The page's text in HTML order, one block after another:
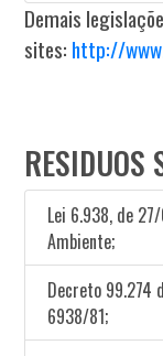
Demais
sites: http://
RESIDUOS
Lei 6.938, de
Ambiente;
Decreto 99.274
6938/81;